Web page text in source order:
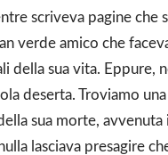
scriveva pagine
verde amico che
della sua vita.
deserta. Troviamo
sua morte,
lasciava presagire